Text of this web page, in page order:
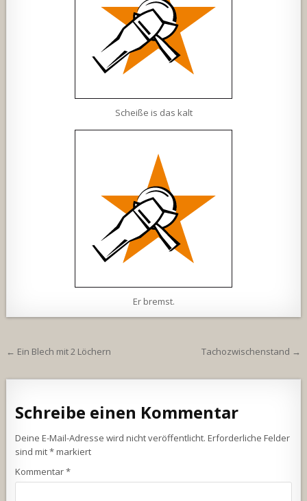
Scheiße is das kalt
Er bremst.
Beitragsnavigation
← Ein Blech mit 2 Löchern Tachozwischenstand →
Schreibe einen Kommentar
Deine E-Mail-Adresse wird nicht veröffentlicht. Erforderliche Felder
sind mit*markiert
Kommentar*